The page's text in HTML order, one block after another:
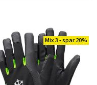
Mix 3 - spar 20%